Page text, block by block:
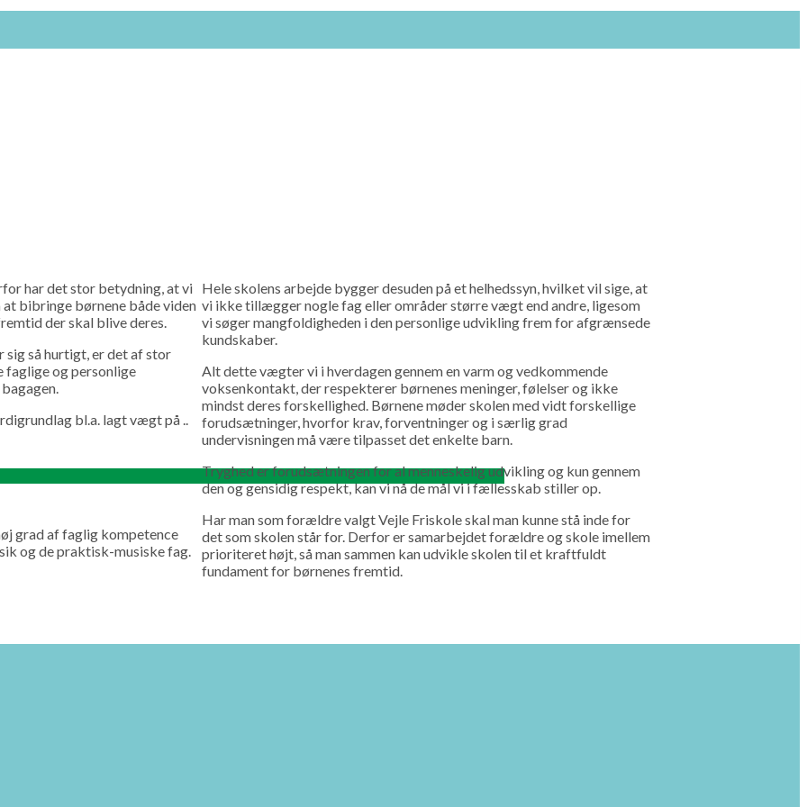
har det stor betydning, at vi
bibringe børnene både viden
der skal blive deres.
så hurtigt, er det af stor
faglige og personlige
bl.a. lagt vægt på ..
grad af faglig kompetence
og de praktisk-musiske fag.
Hele skolens arbejde bygger desuden på et helhedssyn, hvilket vil sige, at
vi ikke tillægger nogle fag eller områder større vægt end andre, ligesom
vi søger mangfoldigheden i den personlige udvikling frem for afgrænsede
kundskaber.
Alt dette vægter vi i hverdagen gennem en varm og vedkommende
voksenkontakt, der respekterer børnenes meninger, følelser og ikke
mindst deres forskellighed. Børnene møder skolen med vidt forskellige
forudsætninger, hvorfor krav, forventninger og i særlig grad
undervisningen må være tilpasset det enkelte barn.
Tryghed er forudsætningen for al menneskelig udvikling og kun gennem
den og gensidig respekt, kan vi nå de mål vi i fællesskab stiller op.
Har man som forældre valgt Vejle Friskole skal man kunne stå inde for
det som skolen står for. Derfor er samarbejdet forældre og skole imellem
prioriteret højt, så man sammen kan udvikle skolen til et kraftfuldt
fundament for børnenes fremtid.